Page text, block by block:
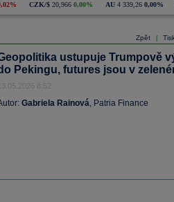
CZK/$ 20,966 0,00% AU 4 339,26 0,00%
Zpět
ustupuje Trumpově
Pekingu, futures jsou v
13.05.2026 8:52
Gabriela Rainová, Patria Finance